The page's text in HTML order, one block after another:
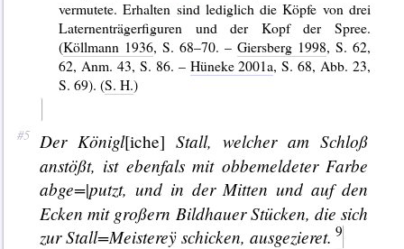
vermutete. Erhalten sind lediglich die Köpfe von drei
Laternenträgerfiguren und der Kopf der Spree.
(Köllmann 1936, S. 68–70. –Giersberg 1998, S. 62,
62, Anm. 43, S. 86. – Hüneke 2001a, S. 68, Abb. 23,
S. 69). (S. H.)
Der Königl[iche] Stall, welcher am Schloß
anstößt, ist ebenfals mit obbemeldeter Farbe
abge=|putzt, und in der Mitten und auf den
Ecken mit großern Bildhauer Stücken, die sich
zur Stall=Meistereÿ schicken, ausgezieret.